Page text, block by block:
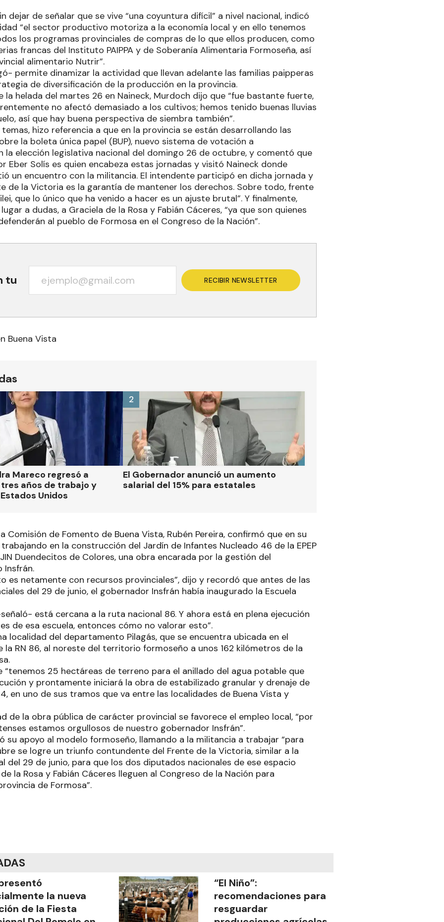
dejar de señalar que se vive “una coyuntura difícil” a nivel nacional, indicó
“el sector productivo motoriza a la economía local y en ello tenemos
los programas provinciales de compras de lo que ellos producen, como
francas del Instituto PAIPPA y de Soberanía Alimentaria Formoseña, así
alimentario Nutrir”.
permite dinamizar la actividad que llevan adelante las familias paipperas
de diversificación de la producción en la provincia.
la helada del martes 26 en Naineck, Murdoch dijo que “fue bastante fuerte,
no afectó demasiado a los cultivos; hemos tenido buenas lluvias
así que hay buena perspectiva de siembra también”.
hizo referencia a que en la provincia se están desarrollando las
la boleta única papel (BUP), nuevo sistema de votación a
la elección legislativa nacional del domingo 26 de octubre, y comentó que
Eber Solís es quien encabeza estas jornadas y visitó Naineck donde
un encuentro con la militancia. El intendente participó en dicha jornada y
de la Victoria es la garantía de mantener los derechos. Sobre todo, frente
que lo único que ha venido a hacer es un ajuste brutal”. Y finalmente,
a dudas, a Graciela de la Rosa y Fabián Cáceres, “ya que son quienes
al pueblo de Formosa en el Congreso de la Nación”.
tu RECIBIR NEWSLETTER
Buena Vista
Mareco regresó a
años de trabajo y
Unidos
El Gobernador anunció un aumento
salarial del 15% para estatales
2
Comisión de Fomento de Buena Vista, Rubén Pereira, confirmó que en su
en la construcción del Jardín de Infantes Nucleado 46 de la EPEP
Duendecitos de Colores, una obra encarada por la gestión del
Insfrán.
es netamente con recursos provinciales”, dijo y recordó que antes de las
del 29 de junio, el gobernador Insfrán había inaugurado la Escuela
está cercana a la ruta nacional 86. Y ahora está en plena ejecución
de esa escuela, entonces cómo no valorar esto”.
localidad del departamento Pilagás, que se encuentra ubicada en el
la RN 86, al noreste del territorio formoseño a unos 162 kilómetros de la
“tenemos 25 hectáreas de terreno para el anillado del agua potable que
y prontamente iniciará la obra de estabilizado granular y drenaje de
en uno de sus tramos que va entre las localidades de Buena Vista y
de la obra pública de carácter provincial se favorece el empleo local, “por
estamos orgullosos de nuestro gobernador Insfrán”.
su apoyo al modelo formoseño, llamando a la militancia a trabajar “para
se logre un triunfo contundente del Frente de la Victoria, similar a la
del 29 de junio, para que los dos diputados nacionales de ese espacio
la Rosa y Fabián Cáceres lleguen al Congreso de la Nación para
de Formosa”.
la nueva
de la Fiesta
“El Niño”:
recomendaciones para
resguardar